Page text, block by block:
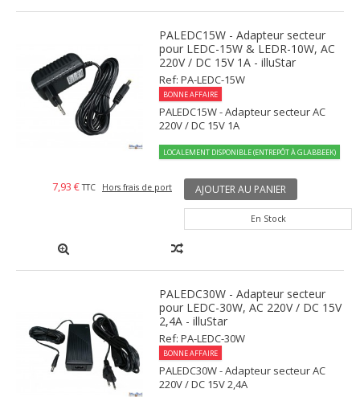
PALEDC15W - Adapteur secteur
pour LEDC-15W & LEDR-10W, AC
220V / DC 15V 1A - illuStar
Ref: PA-LEDC-15W
BONNE AFFAIRE
PALEDC15W - Adapteur secteur AC
220V / DC 15V 1A
LOCALEMENT DISPONIBLE (ENTREPÔT À GLABBEEK)
7,93 € TTC Hors frais de port AJOUTER AU PANIER
En Stock
PALEDC30W - Adapteur secteur
pour LEDC-30W, AC 220V / DC 15V
2,4A - illuStar
Ref: PA-LEDC-30W
BONNE AFFAIRE
PALEDC30W - Adapteur secteur AC
220V / DC 15V 2,4A